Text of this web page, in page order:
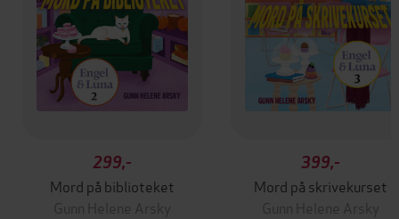
299,-
Mord på biblioteket
Gunn Helene Arsky
399,-
Mord på skrivekurset
Gunn Helene Arsky